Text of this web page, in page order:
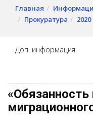
Главная
Прокуратура
2020
Доп. информация